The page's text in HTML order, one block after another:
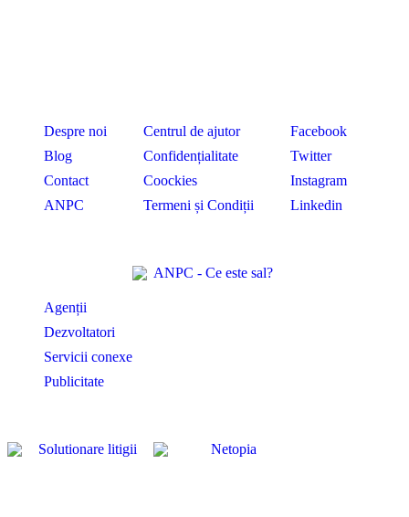
Despre noi
Blog
Contact
ANPC
Centrul de ajutor
Confidențialitate
Coockies
Termeni și Condiții
Facebook
Twitter
Instagram
Linkedin
Agenții
Dezvoltatori
Servicii conexe
Publicitate